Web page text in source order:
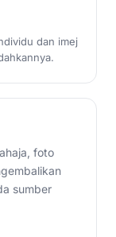
dan imej
foto
sumber